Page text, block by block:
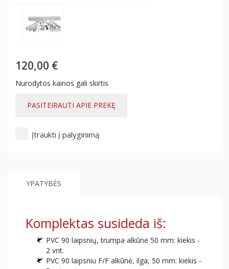
120,00 €
Nurodytos kainos gali skirtis
PASITEIRAUTI APIE PREKĘ
Įtraukti į palyginimą
YPATYBĖS
Komplektas susideda iš:
PVC 90 laipsnių, trumpa alkūnė 50 mm: kiekis -
2 vnt.
PVC 90 laipsniu F/F alkūnė, ilga, 50 mm: kiekis -